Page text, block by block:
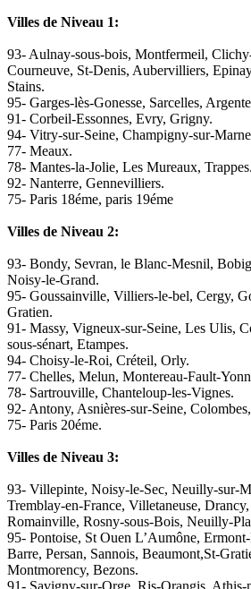
Villes de Niveau 1:
93- Aulnay-sous-bois, Montfermeil,
Courneuve, St-Denis, Aubervilliers,
Stains.
95- Garges-lès-Gonesse, Sarcelles,
91- Corbeil-Essonnes, Evry, Grigny.
94- Vitry-sur-Seine, Champigny-sur-
77- Meaux.
78- Mantes-la-Jolie, Les Mureaux, Trappes.
92- Nanterre, Gennevilliers.
75- Paris 18éme, paris 19éme
Villes de Niveau 2:
93- Bondy, Sevran, le Blanc-Mesnil,
Noisy-le-Grand.
95- Goussainville, Villiers-le-bel, Cergy,
Gratien.
91- Massy, Vigneux-sur-Seine, Les Ulis,
sous-sénart, Etampes.
94- Choisy-le-Roi, Créteil, Orly.
77- Chelles, Melun, Montereau-Fault-
78- Sartrouville, Chanteloup-les-Vignes.
92- Antony, Asnières-sur-Seine,
75- Paris 20éme.
Villes de Niveau 3:
93- Villepinte, Noisy-le-Sec, Neuilly-sur-
Tremblay-en-France, Villetaneuse,
Romainville, Rosny-sous-Bois, Neuilly-
95- Pontoise, St Ouen L’Aumône,
Barre, Persan, Sannois, Beaumont,St-
Montmorency, Bezons.
91- Savigny-sur-Orge, Ris-Orangis, Athis-